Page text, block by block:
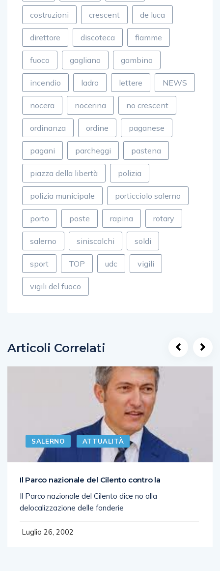
costruzioni crescent de luca
direttore discoteca fiamme
fuoco gagliano gambino
incendio ladro lettere NEWS
nocera nocerina no crescent
ordinanza ordine paganese
pagani parcheggi pastena
piazza della libertà polizia
polizia municipale porticciolo salerno
porto poste rapina rotary
salerno siniscalchi soldi
sport TOP udc vigili
vigili del fuoco
Articoli Correlati
SALERNO ATTUALITÀ
Il Parco nazionale del Cilento contro la
Il Parco nazionale del Cilento dice no alla
delocalizzazione delle fonderie
Luglio 26, 2002